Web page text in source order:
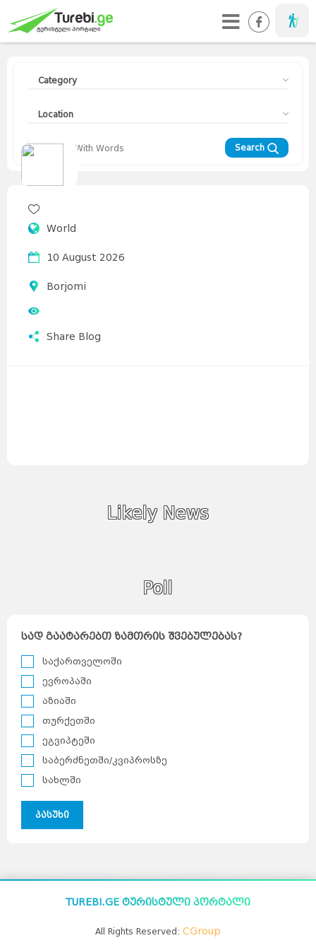
Taveller
Category
Travellers
Diary
Curorts
Europe
Georgia
Location
Search
World
10 August 2026
Borjomi
Share Blog
Likely News
Poll
სად გაატარებთ ზამთრის შვებულებას?
საქართველოში
ევროპაში
აზიაში
თურქეთში
ეგვიპტეში
საბერძნეთში/კვიპროსზე
სახლში
პასუხი
TUREBI.GE ტურისტული პორტალი
All Rights Reserved: CGroup